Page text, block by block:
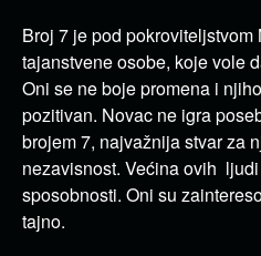
Broj 7 je pod pokroviteljstvom
tajanstvene osobe, koje vole
Oni se ne boje promena i
pozitivan. Novac ne igra
brojem 7, najvažnija stvar za
nezavisnost. Većina ovih
sposobnosti. Oni su
tajno.